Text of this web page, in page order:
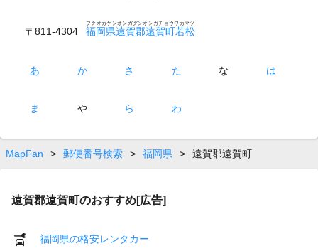
〒811-4304 福岡県遠賀郡遠賀町若松
フクオカケンオンガグンオンガチョウワカマツ
あ か さ た な は
ま や ら わ
MapFan > 郵便番号検索 > 福岡県 > 遠賀郡遠賀町
遠賀郡遠賀町のおすすめ[広告]
福岡県の格安レンタカー